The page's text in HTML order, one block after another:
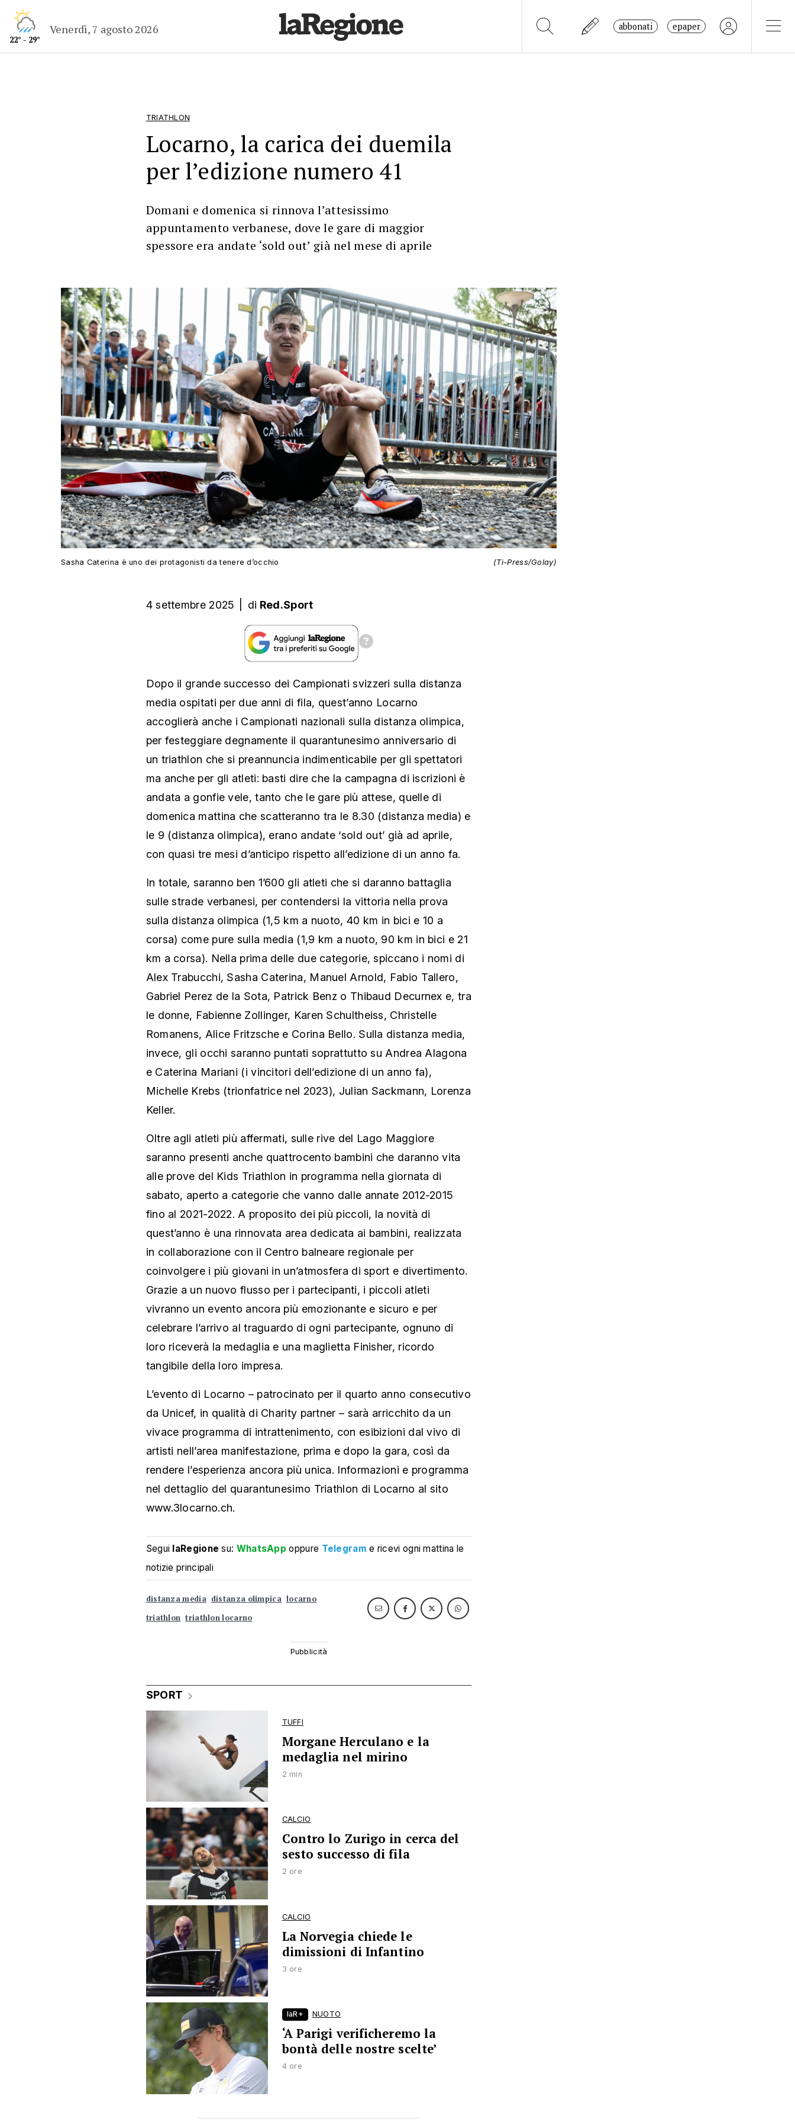
22° - 29°
Venerdì, 7 agosto 2026 abbonati epaper
TRIATHLON
Locarno, la carica dei duemila
per l’edizione numero 41
Domani e domenica si rinnova l’attesissimo
appuntamento verbanese, dove le gare di maggior
spessore era andate ‘sold out’ già nel mese di aprile
Sasha Caterina è uno dei protagonisti da tenere d’occhio (Ti-Press/Golay)
4 settembre 2025 di Red.Sport
Dopo il grande successo dei Campionati svizzeri sulla distanza
media ospitati per due anni di fila, quest’anno Locarno
accoglierà anche i Campionati nazionali sulla distanza olimpica,
per festeggiare degnamente il quarantunesimo anniversario di
un triathlon che si preannuncia indimenticabile per gli spettatori
ma anche per gli atleti: basti dire che la campagna di iscrizioni è
andata a gonfie vele, tanto che le gare più attese, quelle di
domenica mattina che scatteranno tra le 8.30 (distanza media) e
le 9 (distanza olimpica), erano andate ‘sold out’ già ad aprile,
con quasi tre mesi d’anticipo rispetto all’edizione di un anno fa.
In totale, saranno ben 1’600 gli atleti che si daranno battaglia
sulle strade verbanesi, per contendersi la vittoria nella prova
sulla distanza olimpica (1,5 km a nuoto, 40 km in bici e 10 a
corsa) come pure sulla media (1,9 km a nuoto, 90 km in bici e 21
km a corsa). Nella prima delle due categorie, spiccano i nomi di
Alex Trabucchi, Sasha Caterina, Manuel Arnold, Fabio Tallero,
Gabriel Perez de la Sota, Patrick Benz o Thibaud Decurnex e, tra
le donne, Fabienne Zollinger, Karen Schultheiss, Christelle
Romanens, Alice Fritzsche e Corina Bello. Sulla distanza media,
invece, gli occhi saranno puntati soprattutto su Andrea Alagona
e Caterina Mariani (i vincitori dell’edizione di un anno fa),
Michelle Krebs (trionfatrice nel 2023), Julian Sackmann, Lorenza
Keller.
Oltre agli atleti più affermati, sulle rive del Lago Maggiore
saranno presenti anche quattrocento bambini che daranno vita
alle prove del Kids Triathlon in programma nella giornata di
sabato, aperto a categorie che vanno dalle annate 2012-2015
fino al 2021-2022. A proposito dei più piccoli, la novità di
quest’anno è una rinnovata area dedicata ai bambini, realizzata
in collaborazione con il Centro balneare regionale per
coinvolgere i più giovani in un’atmosfera di sport e divertimento.
Grazie a un nuovo flusso per i partecipanti, i piccoli atleti
vivranno un evento ancora più emozionante e sicuro e per
celebrare l’arrivo al traguardo di ogni partecipante, ognuno di
loro riceverà la medaglia e una maglietta Finisher, ricordo
tangibile della loro impresa.
L’evento di Locarno – patrocinato per il quarto anno consecutivo
da Unicef, in qualità di Charity partner – sarà arricchito da un
vivace programma di intrattenimento, con esibizioni dal vivo di
artisti nell’area manifestazione, prima e dopo la gara, così da
rendere l’esperienza ancora più unica. Informazioni e programma
nel dettaglio del quarantunesimo Triathlon di Locarno al sito
www.3locarno.ch.
Segui laRegione su: WhatsApp oppure Telegram e ricevi ogni mattina le
notizie principali
distanza media distanza olimpica locarno
triathlon triathlon locarno
SPORT
TUFFI
Morgane Herculano e la
medaglia nel mirino
2 min
CALCIO
Contro lo Zurigo in cerca del
sesto successo di fila
2 ore
CALCIO
La Norvegia chiede le
dimissioni di Infantino
3 ore
laR+ NUOTO
‘A Parigi verificheremo la
bontà delle nostre scelte’
4 ore